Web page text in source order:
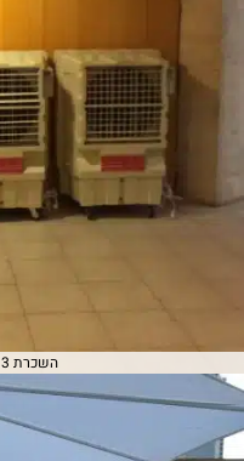
השכרת 3 מצננים לבית אבות